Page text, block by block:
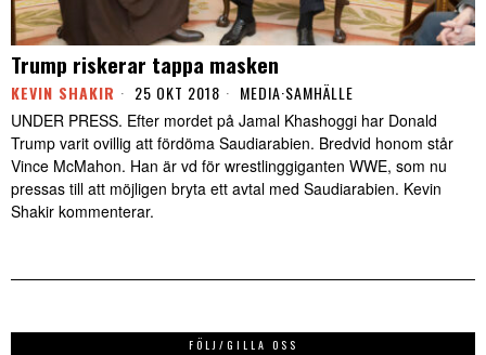
Trump riskerar tappa masken
KEVIN SHAKIR 25 OKT 2018 MEDIA·SAMHÄLLE
UNDER PRESS. Efter mordet på Jamal Khashoggi har Donald
Trump varit ovillig att fördöma Saudiarabien. Bredvid honom står
Vince McMahon. Han är vd för wrestlinggiganten WWE, som nu
pressas till att möjligen bryta ett avtal med Saudiarabien. Kevin
Shakir kommenterar.
FÖLJ/GILLA OSS